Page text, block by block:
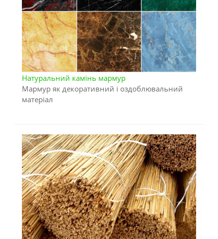
Натуральний камінь мармур
Мармур як декоративний і оздоблювальний
матеріал